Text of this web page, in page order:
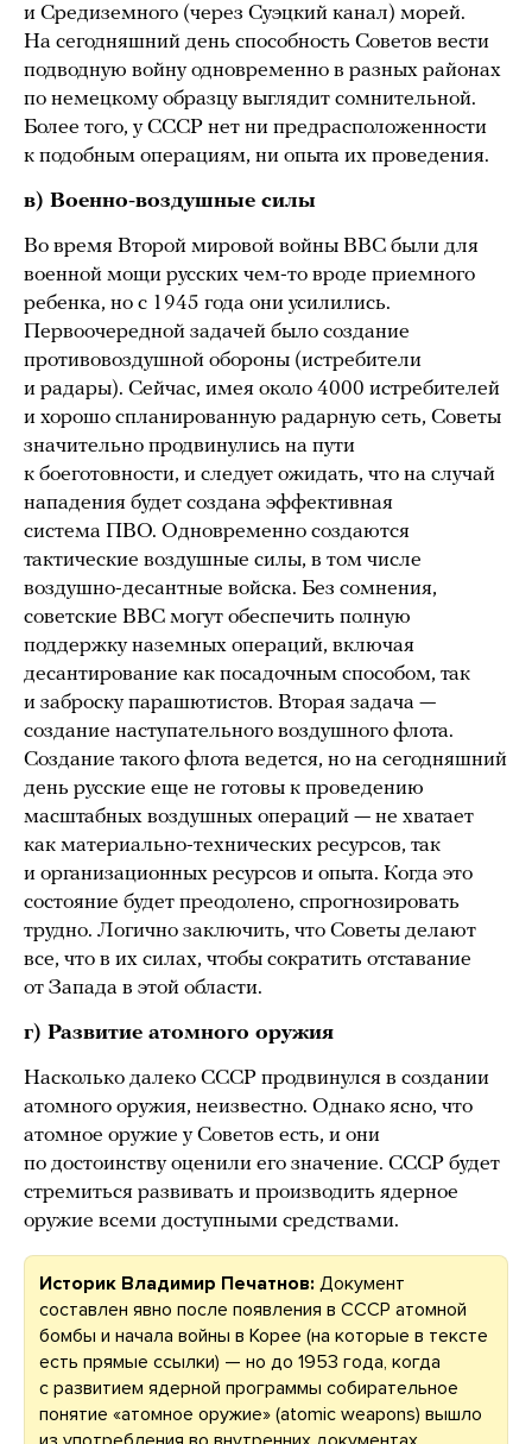
и Средиземного (через Суэцкий канал) морей.
На сегодняшний день способность Советов вести
подводную войну одновременно в разных районах
по немецкому образцу выглядит сомнительной.
Более того, у СССР нет ни предрасположенности
к подобным операциям, ни опыта их проведения.
в) Военно-воздушные силы
Во время Второй мировой войны ВВС были для
военной мощи русских чем-то вроде приемного
ребенка, но с 1945 года они усилились.
Первоочередной задачей было создание
противовоздушной обороны (истребители
и радары). Сейчас, имея около 4000 истребителей
и хорошо спланированную радарную сеть, Советы
значительно продвинулись на пути
к боеготовности, и следует ожидать, что на случай
нападения будет создана эффективная
система ПВО. Одновременно создаются
тактические воздушные силы, в том числе
воздушно-десантные войска. Без сомнения,
советские ВВС могут обеспечить полную
поддержку наземных операций, включая
десантирование как посадочным способом, так
и заброску парашютистов. Вторая задача —
создание наступательного воздушного флота.
Создание такого флота ведется, но на сегодняшний
день русские еще не готовы к проведению
масштабных воздушных операций — не хватает
как материально-технических ресурсов, так
и организационных ресурсов и опыта. Когда это
состояние будет преодолено, спрогнозировать
трудно. Логично заключить, что Советы делают
все, что в их силах, чтобы сократить отставание
от Запада в этой области.
г) Развитие атомного оружия
Насколько далеко СССР продвинулся в создании
атомного оружия, неизвестно. Однако ясно, что
атомное оружие у Советов есть, и они
по достоинству оценили его значение. СССР будет
стремиться развивать и производить ядерное
оружие всеми доступными средствами.
Историк Владимир Печатнов: Документ
составлен явно после появления в СССР атомной
бомбы и начала войны в Корее (на которые в тексте
есть прямые ссылки) — но до 1953 года, когда
с развитием ядерной программы собирательное
понятие «атомное оружие» (atomic weapons) вышло